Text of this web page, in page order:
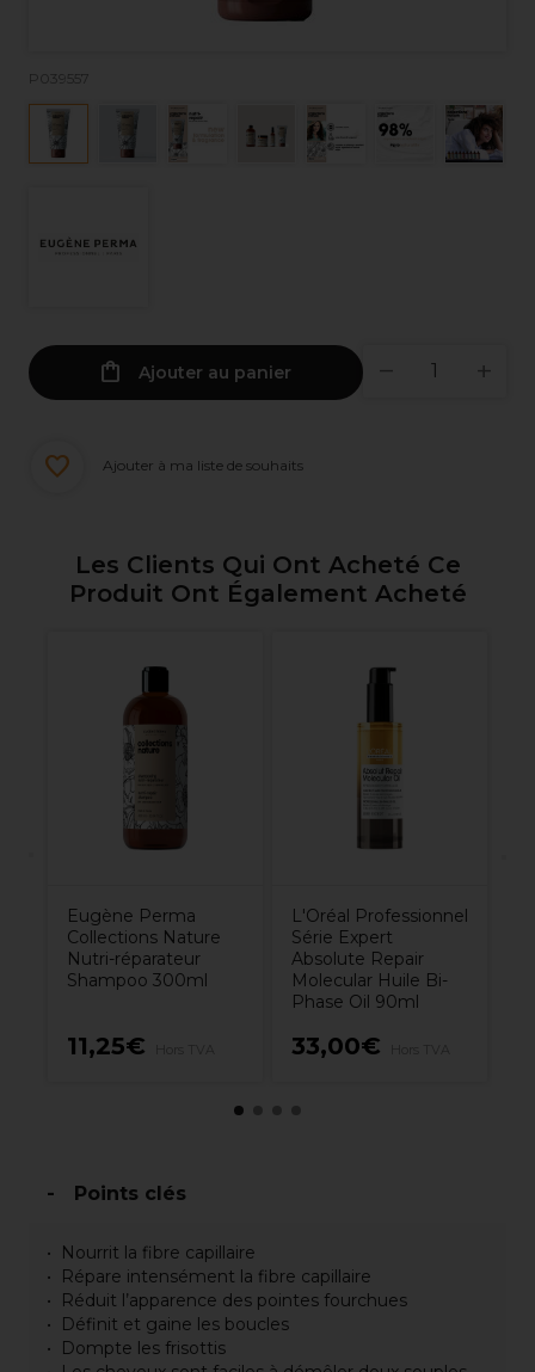
P039557
Ajouter au panier
Ajouter à ma liste de souhaits
Les Clients Qui Ont Acheté Ce
Produit Ont Également Acheté
Eugène Perma
Collections Nature
Nutri-réparateur
Shampoo 300ml
11,25€
L'Oréal Professionnel
Série Expert
Absolute Repair
Molecular Huile Bi-
Phase Oil 90ml
33,00€
Points clés
Nourrit la fibre capillaire
Répare intensément la fibre capillaire
Réduit l’apparence des pointes fourchues
Définit et gaine les boucles
Dompte les frisottis